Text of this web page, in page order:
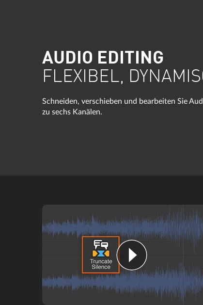
AUDIO EDITING
FLEXIBEL,
Schneiden, verschieben und bearbeiten Sie
zu sechs Kanälen.